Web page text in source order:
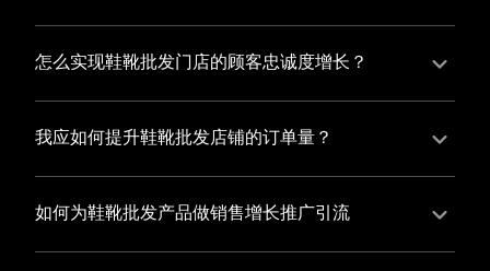
与您共同打造独具特色的品牌，携手共创辉煌事业！
有赞新零售旗下的有赞微商城、有赞私域运营和有赞小
程序商城，为您的线上店铺提供一站式解决方案，从运
态。
怎么实现鞋靴批发门店的顾客忠诚度增长？
您可以使用有赞的会员管理系统，建立自己的会员体
系，通过赠送积分、折扣等福利来吸引顾客再次购买，
度。
我应如何提升鞋靴批发店铺的订单量？
您可以使用有赞的裂变营销功能，通过给用户发放优惠
券、邀请好友等方式，吸引更多的用户下单购买，并激
如何为鞋靴批发产品做销售增长推广引流
有赞新零售旗下产品营销工具、比如优惠券、满减活动